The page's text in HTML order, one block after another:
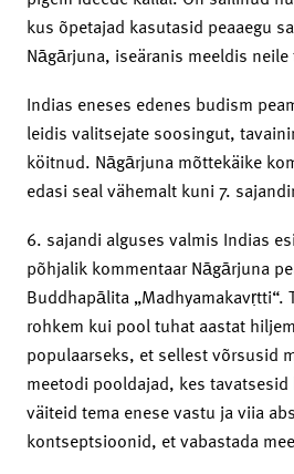
kus õpetajad kasutasid peaaegu
Nāgārjuna, iseäranis meeldis
Indias eneses edenes budism
leidis valitsejate soosingut,
köitnud. Nāgārjuna mõttekäike
edasi seal vähemalt kuni 7.
6. sajandi alguses valmis Indias
põhjalik kommentaar Nāgārjuna
Buddhapālita „Madhyamakavṛtti“.
rohkem kui pool tuhat aastat
populaarseks, et sellest võrsusid
meetodi pooldajad, kes
väiteid tema enese vastu ja viia
kontseptsioonid, et vabastada